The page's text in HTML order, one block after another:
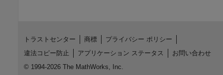
トラストセンター 商標
プライバシー ポリシー
違法コピー防止
アプリケーション ステータス
お問い合わせ
© 1994-2026 The MathWorks, Inc.